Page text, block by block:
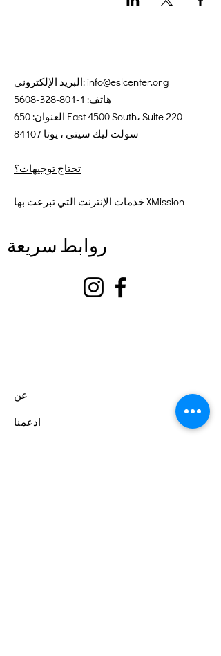
البريد الإلكتروني:info@eslcenter.org
هاتف: 1-801-328-5608
العنوان: 650 East 4500 South، Suite 220
سولت ليك سيتي ، يوتا 84107
تحتاج توجيهات؟
خدمات الإنترنت التي تبرعت بها XMission
روابط سريعة
عن
ادعمنا